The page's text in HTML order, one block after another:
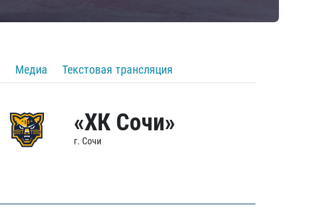
Медиа Текстовая трансляция
«ХК Сочи»
г. Сочи